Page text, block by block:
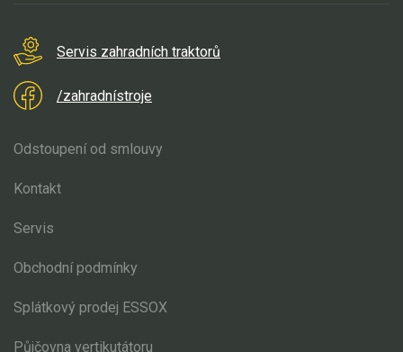
Servis zahradních traktorů
/zahradnístroje
Odstoupení od smlouvy
Kontakt
Servis
Obchodní podmínky
Splátkový prodej ESSOX
Půjčovna vertikutátoru